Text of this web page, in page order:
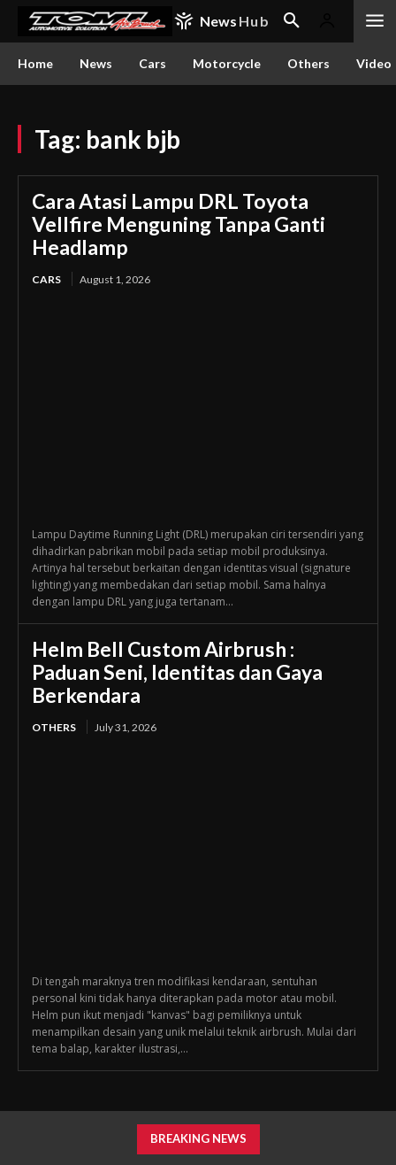
News Hub
Home News Cars Motorcycle Others Video
Tag: bank bjb
Cara Atasi Lampu DRL Toyota
Vellfire Menguning Tanpa Ganti
Headlamp
CARS August 1, 2026
Lampu Daytime Running Light (DRL) merupakan ciri tersendiri yang
dihadirkan pabrikan mobil pada setiap mobil produksinya.
Artinya hal tersebut berkaitan dengan identitas visual (signature
lighting) yang membedakan dari setiap mobil. Sama halnya
dengan lampu DRL yang juga tertanam...
Helm Bell Custom Airbrush :
Paduan Seni, Identitas dan Gaya
Berkendara
OTHERS July 31, 2026
Di tengah maraknya tren modifikasi kendaraan, sentuhan
personal kini tidak hanya diterapkan pada motor atau mobil.
Helm pun ikut menjadi "kanvas" bagi pemiliknya untuk
menampilkan desain yang unik melalui teknik airbrush. Mulai dari
tema balap, karakter ilustrasi,...
BREAKING NEWS